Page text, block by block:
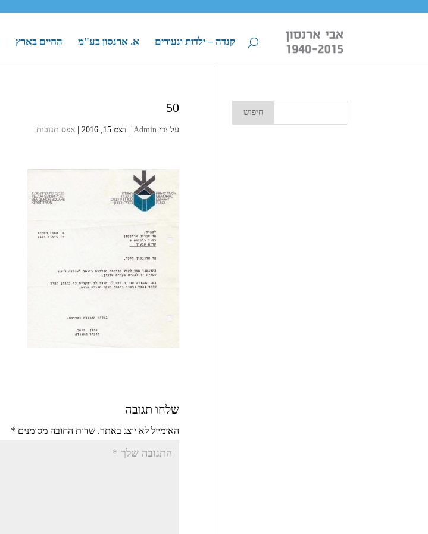
קנדה – ילדות ונעורים א. ארנסון בע"מ החיים בארץ
50
על ידי Admin
| דצמ 15, 2016 | אפס תגובות
שלחו תגובה
האימייל לא יוצג באתר. שדות החובה מסומנים *